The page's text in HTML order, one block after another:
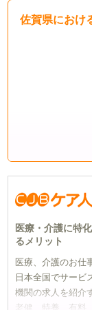
佐賀県におけ
医療・介護に特
るメリット
医療、介護のお仕
日本全国でサービ
機関の求人を紹介
老健、特養、有料